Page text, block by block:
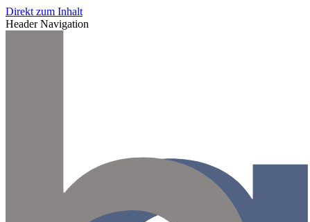
Direkt zum Inhalt
Header Navigation